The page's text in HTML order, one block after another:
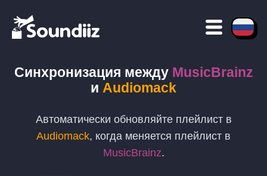
Синхронизация между MusicBrainz
и Audiomack
Автоматически обновляйте плейлист в
Audiomack, когда меняется плейлист в
MusicBrainz.